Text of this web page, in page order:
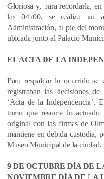
Gloriosa y, para recordarla,
las 04h00, se realiza un
Administración, al pie del
ubicada junto al Palacio
EL ACTA DE LA
Para respaldar lo ocurrido
registraban las decisiones
‘Acta de la Independencia’.
tomo que resume lo
original con las firmas de
mantiene en debida custodia,
Museo Municipal de la ciudad.
9 DE OCTUBRE DÍA DE
NOVIEMBRE DÍA DE LA